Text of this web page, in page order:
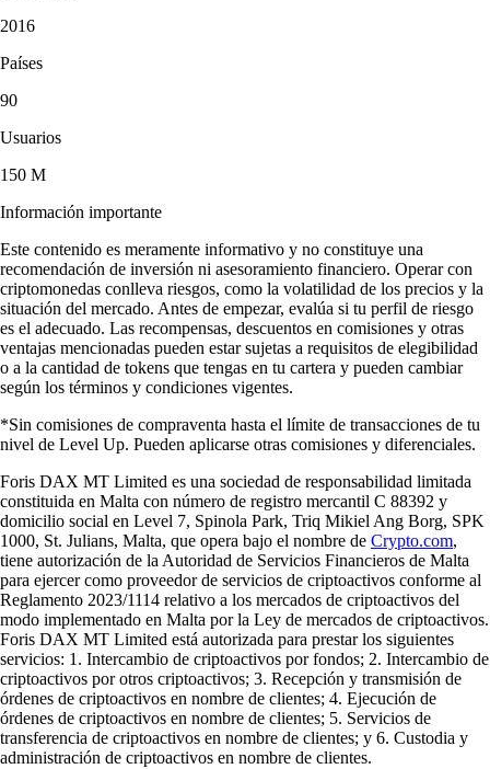
2016
Países
90
Usuarios
150 M
Información importante
Este contenido es meramente informativo y no constituye una
recomendación de inversión ni asesoramiento financiero. Operar con
criptomonedas conlleva riesgos, como la volatilidad de los precios y la
situación del mercado. Antes de empezar, evalúa si tu perfil de riesgo
es el adecuado. Las recompensas, descuentos en comisiones y otras
ventajas mencionadas pueden estar sujetas a requisitos de elegibilidad
o a la cantidad de tokens que tengas en tu cartera y pueden cambiar
según los términos y condiciones vigentes.
*Sin comisiones de compraventa hasta el límite de transacciones de tu
nivel de Level Up. Pueden aplicarse otras comisiones y diferenciales.
Foris DAX MT Limited es una sociedad de responsabilidad limitada
constituida en Malta con número de registro mercantil C 88392 y
domicilio social en Level 7, Spinola Park, Triq Mikiel Ang Borg, SPK
1000, St. Julians, Malta, que opera bajo el nombre de Crypto.com,
tiene autorización de la Autoridad de Servicios Financieros de Malta
para ejercer como proveedor de servicios de criptoactivos conforme al
Reglamento 2023/1114 relativo a los mercados de criptoactivos del
modo implementado en Malta por la Ley de mercados de criptoactivos.
Foris DAX MT Limited está autorizada para prestar los siguientes
servicios: 1. Intercambio de criptoactivos por fondos; 2. Intercambio de
criptoactivos por otros criptoactivos; 3. Recepción y transmisión de
órdenes de criptoactivos en nombre de clientes; 4. Ejecución de
órdenes de criptoactivos en nombre de clientes; 5. Servicios de
transferencia de criptoactivos en nombre de clientes; y 6. Custodia y
administración de criptoactivos en nombre de clientes.